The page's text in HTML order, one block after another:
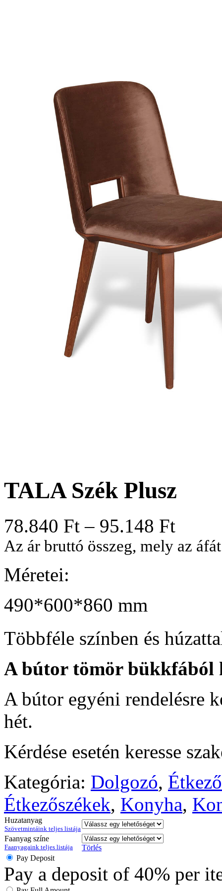
TALA Szék Plusz
78.840 Ft – 95.148 Ft
Az ár bruttó összeg, mely az
Méretei:
490*600*860 mm
Többféle színben és
A bútor tömör bükkfából
A bútor egyéni rendelésre
hét.
Kérdése esetén keresse
Kategória: Dolgozó, Étkező
Étkezőszékek, Konyha,
Huzatanyag
Szövetmintáink teljes listája
Faanyag színe
Faanyagaink teljes listája
Törlés
Pay Deposit
Pay a deposit of 40% per